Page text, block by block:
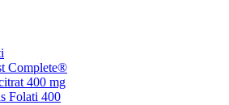
Complete®
400 mg
Folati 400